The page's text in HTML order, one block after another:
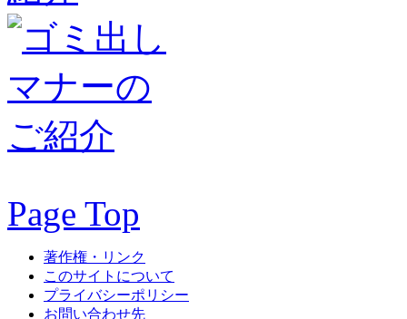
Page Top
著作権・リンク
このサイトについて
プライバシーポリシー
お問い合わせ先